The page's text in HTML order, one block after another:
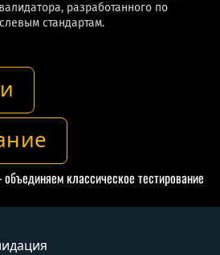
разработанного по
стандартам.
классическое тестирование